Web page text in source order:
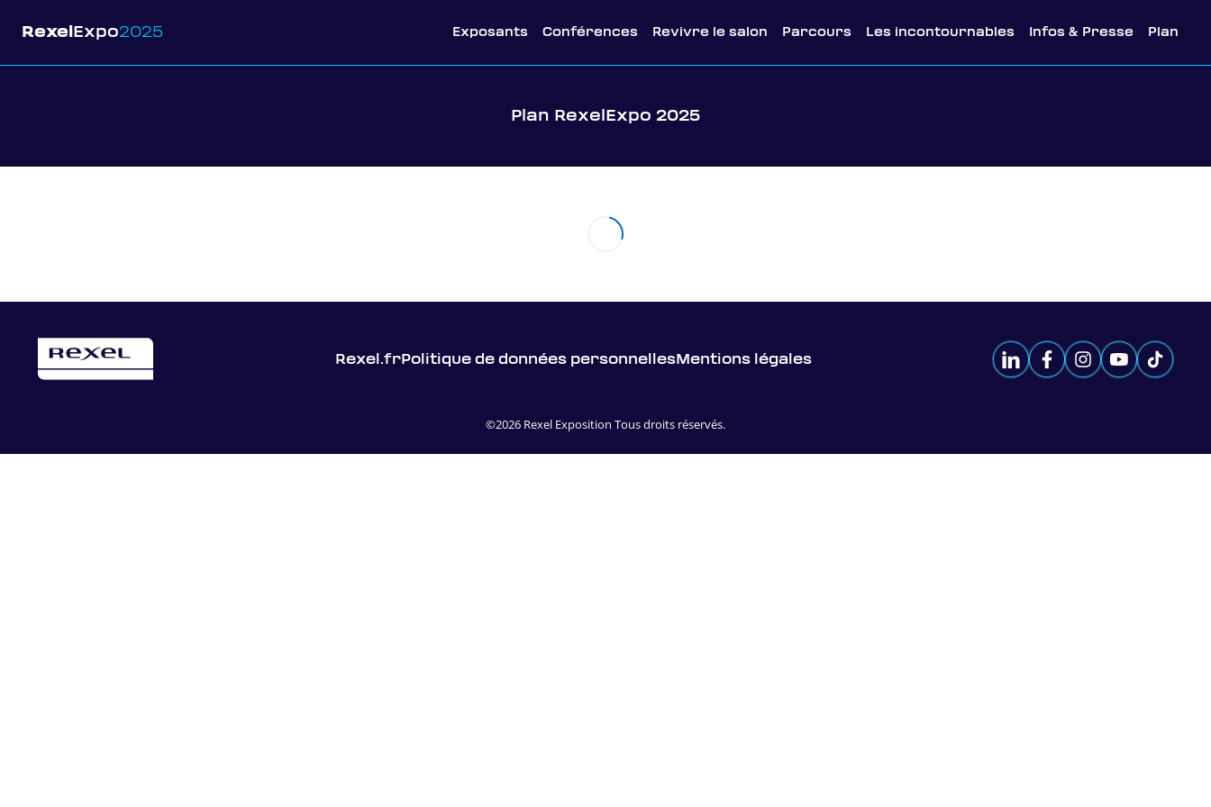
Rexel Expo2025 Exposants Conférences Revivre le salon Parcours Les incontournables Infos & Presse Plan
Plan RexelExpo 2025
Rexel.frPolitique de données personnellesMentions légales
©2026 Rexel Exposition Tous droits réservés.